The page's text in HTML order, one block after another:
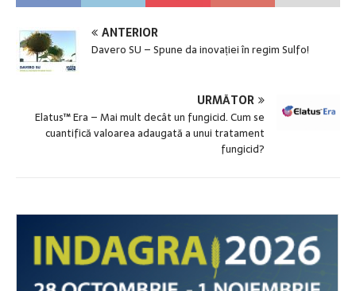
ANTERIOR
Davero SU – Spune da inovației în regim Sulfo!
URMĂTOR
Elatus™ Era – Mai mult decât un fungicid. Cum se
cuantifică valoarea adaugată a unui tratament
fungicid?